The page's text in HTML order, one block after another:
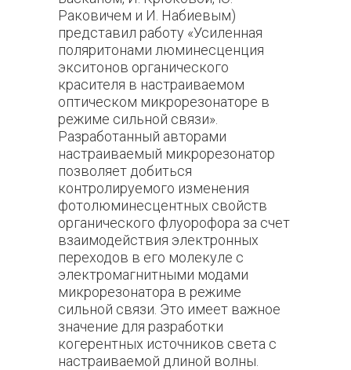
Раковичем и И. Набиевым)
представил работу «Усиленная
поляритонами люминесценция
экситонов органического
красителя в настраиваемом
оптическом микрорезонаторе в
режиме сильной связи».
Разработанный авторами
настраиваемый микрорезонатор
позволяет добиться
контролируемого изменения
фотолюминесцентных свойств
органического флуорофора за счет
взаимодействия электронных
переходов в его молекуле с
электромагнитными модами
микрорезонатора в режиме
сильной связи. Это имеет важное
значение для разработки
когерентных источников света с
настраиваемой длиной волны.